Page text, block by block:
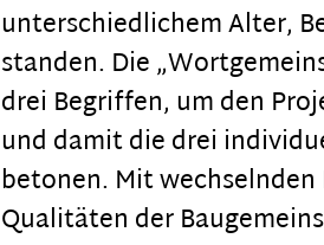
unterschiedlichem Alter,
standen. Die
drei Begriffen, um den
und damit die drei
betonen. Mit
Qualitäten der